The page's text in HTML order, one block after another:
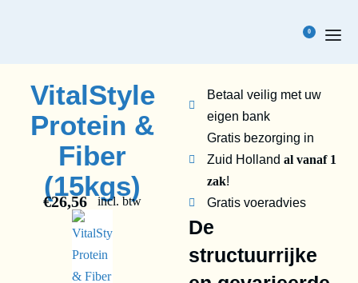
0
VitalStyle
Protein &
Fiber
(15kgs)
€26,56 incl. btw
De
structuurrijke
Betaal veilig met uw
eigen bank
Gratis bezorging in
Zuid Holland al vanaf 1
zak!
Gratis voeradvies